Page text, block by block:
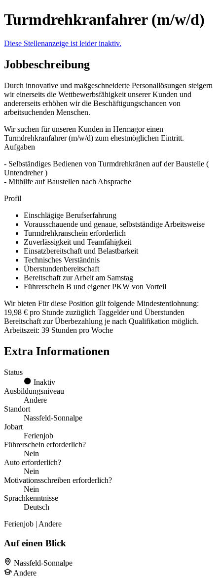
Turmdrehkranfahrer (m/w/d)
Diese Stellenanzeige ist leider inaktiv.
Jobbeschreibung
Durch innovative und maßgeschneiderte Personallösungen steigern
wir einerseits die Wettbewerbsfähigkeit unserer Kunden und
andererseits erhöhen wir die Beschäftigungschancen von
arbeitsuchenden Menschen.
Wir suchen für unseren Kunden in Hermagor einen
Turmdrehkranfahrer (m/w/d) zum ehestmöglichen Eintritt.
Aufgaben
- Selbständiges Bedienen von Turmdrehkränen auf der Baustelle (
Untendreher )
- Mithilfe auf Baustellen nach Absprache
Profil
Einschlägige Berufserfahrung
Vorausschauende und genaue, selbstständige Arbeitsweise
Turmdrehkranschein erforderlich
Zuverlässigkeit und Teamfähigkeit
Einsatzbereitschaft und Belastbarkeit
Technisches Verständnis
Überstundenbereitschaft
Bereitschaft zur Arbeit am Samstag
Führerschein B und eigener PKW von Vorteil
Wir bieten Für diese Position gilt folgende Mindestentlohnung:
19,98 € pro Stunde zuzüglich Taggelder und Überstunden
Bereitschaft zur Überbezahlung je nach Qualifikation möglich.
Arbeitszeit: 39 Stunden pro Woche
Extra Informationen
Status
Inaktiv
Ausbildungsniveau
Andere
Standort
Nassfeld-Sonnalpe
Jobart
Ferienjob
Führerschein erforderlich?
Nein
Auto erforderlich?
Nein
Motivationsschreiben erforderlich?
Nein
Sprachkenntnisse
Deutsch
Ferienjob | Andere
Auf einen Blick
Nassfeld-Sonnalpe
Andere